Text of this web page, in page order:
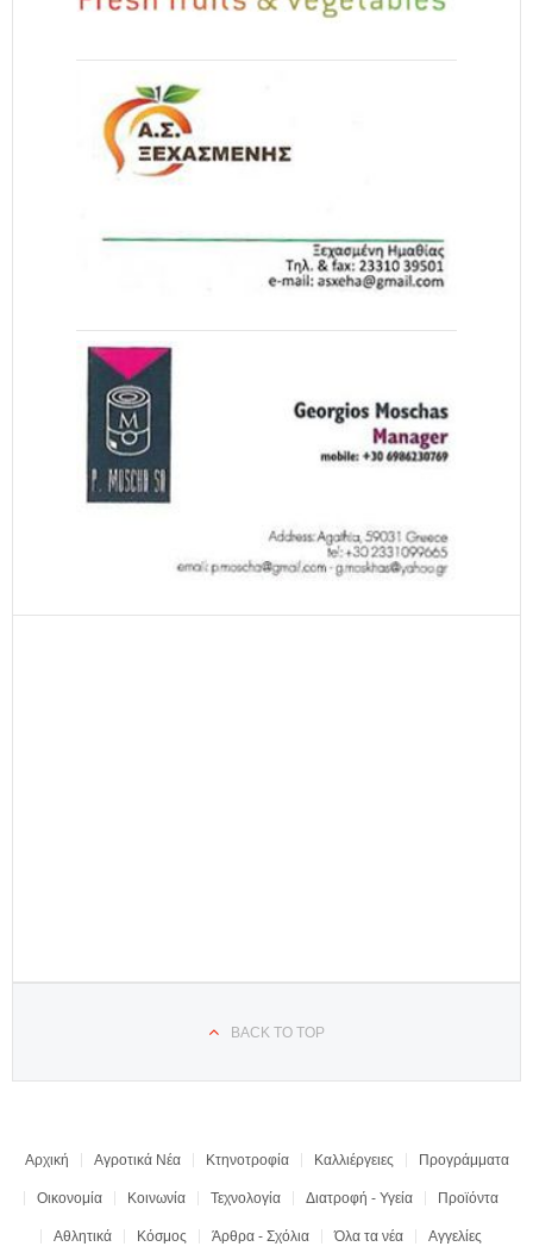
BACK TO TOP
Αρχική Αγροτικά Νέα Κτηνοτροφία Καλλιέργειες Προγράμματα
Οικονομία Κοινωνία Τεχνολογία Διατροφή - Υγεία Προϊόντα
Αθλητικά Κόσμος Άρθρα - Σχόλια Όλα τα νέα Αγγελίες